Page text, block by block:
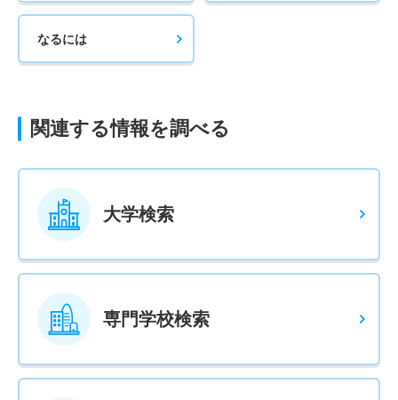
なるには
関連する情報を調べる
大学検索
専門学校検索